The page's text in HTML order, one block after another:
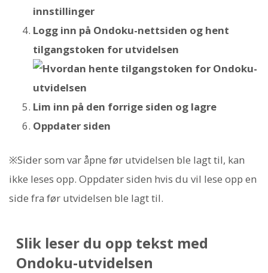
innstillinger
Logg inn på Ondoku-nettsiden og hent
tilgangstoken for utvidelsen
Lim inn på den forrige siden og lagre
Oppdater siden
※Sider som var åpne før utvidelsen ble lagt til, kan
ikke leses opp. Oppdater siden hvis du vil lese opp en
side fra før utvidelsen ble lagt til.
Slik leser du opp tekst med
Ondoku-utvidelsen